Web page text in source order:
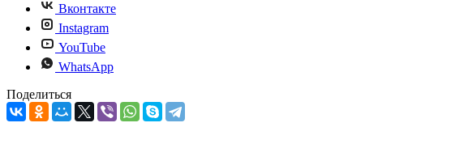
Вконтакте
Instagram
YouTube
WhatsApp
Поделиться